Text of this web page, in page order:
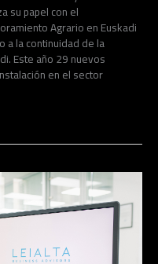
su papel con el
Agrario en Euskadi
a la continuidad de la
Este año 29 nuevos
en el sector